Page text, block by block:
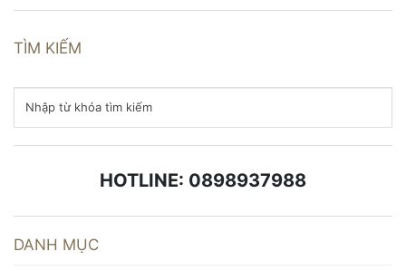
TÌM KIẾM
HOTLINE: 0898937988
DANH MỤC